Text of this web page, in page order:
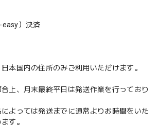
）決済
本国内の住所のみご利用いただけます。
上、月末最終平日は発送作業を行っており
よっては発送までに通常よりお時間をいた
す。